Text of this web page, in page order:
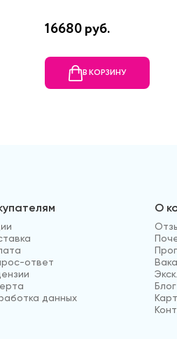
16680 руб.
В КОРЗИНУ
ответ
данных
О
Блог